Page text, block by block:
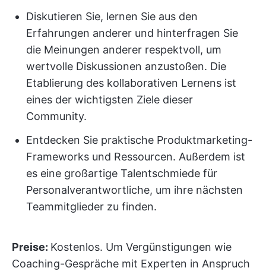
Diskutieren Sie, lernen Sie aus den
Erfahrungen anderer und hinterfragen Sie
die Meinungen anderer respektvoll, um
wertvolle Diskussionen anzustoßen. Die
Etablierung des kollaborativen Lernens ist
eines der wichtigsten Ziele dieser
Community.
Entdecken Sie praktische Produktmarketing-
Frameworks und Ressourcen. Außerdem ist
es eine großartige Talentschmiede für
Personalverantwortliche, um ihre nächsten
Teammitglieder zu finden.
Preise: Kostenlos. Um Vergünstigungen wie
Coaching-Gespräche mit Experten in Anspruch